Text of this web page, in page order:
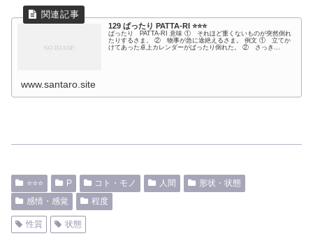
129 ぱったり PATTA-RI ⭐️⭐️⭐️
ぱったり PATTA-RI 意味 ① それほど重くないものが突然倒れ
たりするさま。 ② 物事が急に途絶えるさま。 例文 ① 立てか
けてあった卓上カレンダーがぱったり倒れた。 ② さっき...
www.santaro.site
⭐️⭐️⭐️ P コト・モノ 人間
形状・状態
感情・感覚
程度
性質 状態